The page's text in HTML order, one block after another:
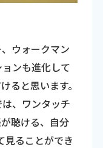
ウォークマン
ンも進化して
ると思います。
、ワンタッチ
聴ける、自分
見ることができ